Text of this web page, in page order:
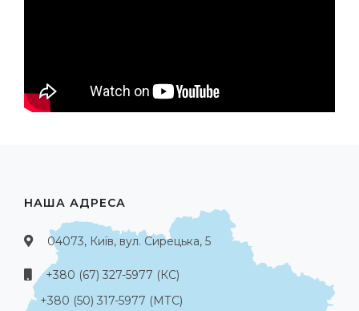
НАША АДРЕСА
04073, Київ, вул. Сирецька, 5
+380 (67) 327-5977 (КС)
+380 (50) 317-5977 (МТС)